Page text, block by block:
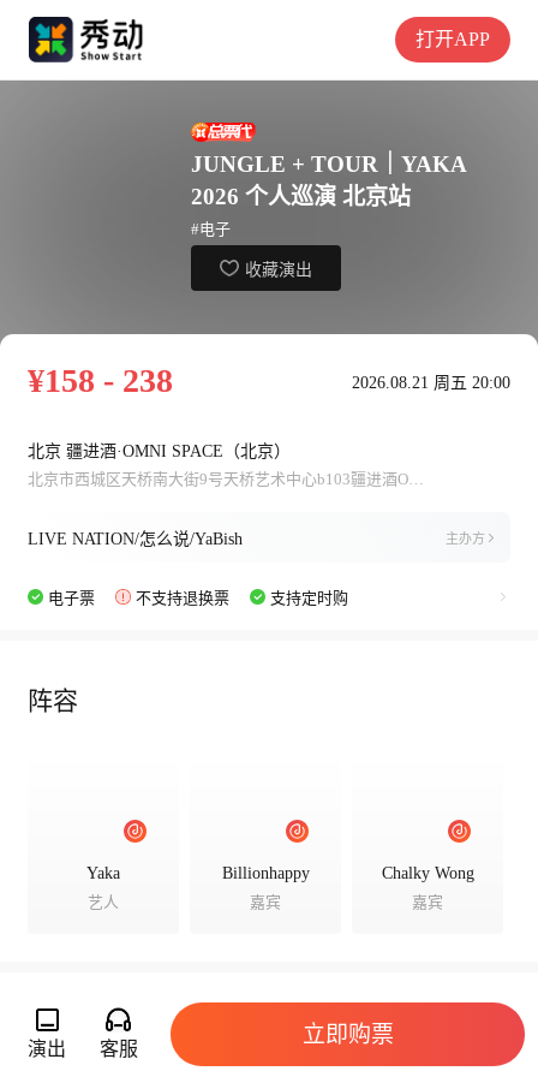
打开APP
JUNGLE + TOUR｜YAKA
2026 个人巡演 北京站
#电子
收藏演出
¥158 - 238 2026.08.21 周五 20:00
北京 疆进酒·OMNI SPACE（北京）
北京市西城区天桥南大街9号天桥艺术中心b103疆进酒OMNI SPACE
LIVE NATION/怎么说/YaBish 主办方
电子票 不支持退换票 支持定时购
阵容
Yaka
艺人
Billionhappy
嘉宾
Chalky Wong
嘉宾
演出详情
演出 客服
立即购票